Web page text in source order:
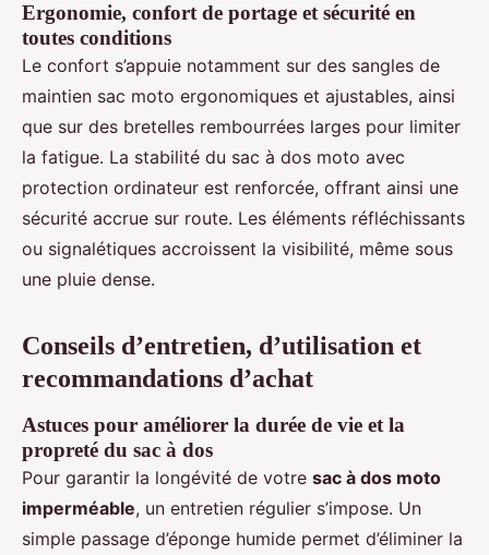
Ergonomie, confort de portage et sécurité en
toutes conditions
Le confort s’appuie notamment sur des sangles de
maintien sac moto ergonomiques et ajustables, ainsi
que sur des bretelles rembourrées larges pour limiter
la fatigue. La stabilité du sac à dos moto avec
protection ordinateur est renforcée, offrant ainsi une
sécurité accrue sur route. Les éléments réfléchissants
ou signalétiques accroissent la visibilité, même sous
une pluie dense.
Conseils d’entretien, d’utilisation et
recommandations d’achat
Astuces pour améliorer la durée de vie et la
propreté du sac à dos
Pour garantir la longévité de votre sac à dos moto
imperméable, un entretien régulier s’impose. Un
simple passage d’éponge humide permet d’éliminer la